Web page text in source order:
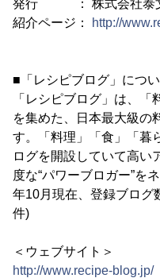
発行 ： 株式会社泰
紹介ページ：
http://
■「レシピブログ」につ
「レシピブログ」は、
を集めた、日本最大級の
す。「料理」「食」「暮
ログを開設していて高い
度な“パワーブロガー”を
年10月現在、登録ブロ
件)
＜ウェブサイト＞
http://www.recipe-blog.jp/